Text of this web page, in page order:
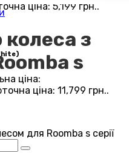
ціна: 5,199 грн..
ціна:
ціна: 11,799 грн..
колеса з
s
для Roomba s серії